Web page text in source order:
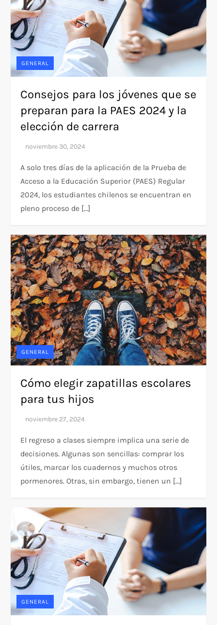
GENERAL
Consejos para los jóvenes que se
preparan para la PAES 2024 y la
elección de carrera
A solo tres días de la aplicación de la Prueba de
Acceso a la Educación Superior (PAES) Regular
2024, los estudiantes chilenos se encuentran en
pleno proceso de […]
GENERAL
Cómo elegir zapatillas escolares
para tus hijos
El regreso a clases siempre implica una serie de
decisiones. Algunas son sencillas: comprar los
útiles, marcar los cuadernos y muchos otros
pormenores. Otras, sin embargo, tienen un […]
GENERAL